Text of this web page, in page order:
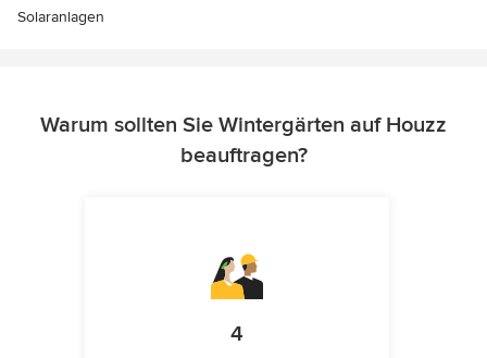
Solaranlagen
Warum sollten Sie Wintergärten auf Houzz
beauftragen?
4